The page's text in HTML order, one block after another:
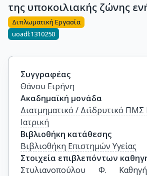
της υποκοιλιακής ζώνης
Διπλωματική Εργασία
uoadl:1310250
Συγγραφέας
Θάνου Ειρήνη
Ακαδημαϊκή μονάδα
Διατμηματικό / Διϊδρυτικό
Ιατρική
Βιβλιοθήκη κατάθεσης
Βιβλιοθήκη Επιστημών Υγείας
Στοιχεία επιβλεπόντων
Στυλιανοπούλου Φ.